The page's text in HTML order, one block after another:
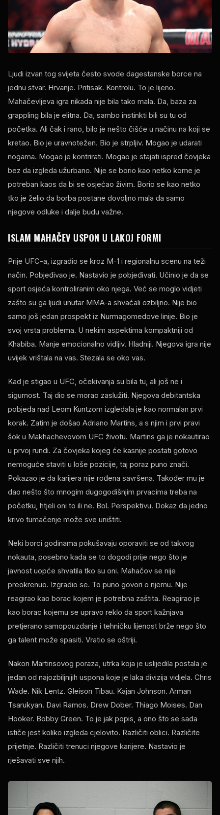
Ljudi izvan tog svijeta često svode dagestanske borce na
jednu stvar. Hrvanje. Pritisak. Kontrolu. To je lijeno.
Mahačevljeva igra nikada nije bila tako mala. Da, baza za
grappling bila je elitna. Da, sambo instinkti bili su tu od
početka. Ali čak i rano, bilo je nešto čišće u načinu na koji se
kretao. Bio je uravnotežen. Bio je strpljiv. Mogao je udarati
nogama. Mogao je kontrirati. Mogao je stajati ispred čovjeka
bez da izgleda užurbano. Nije se borio kao netko kome je
potreban kaos da bi se osjećao živim. Borio se kao netko
tko je želio da borba postane dovoljno mala da samo
njegove odluke i dalje budu važne.
ISLAM MAHAČEV USPON U LAKOJ FORMI
Prije UFC-a, izgradio se kroz M-1 i regionalnu scenu na teži
način. Pobjeđivao je. Nastavio je pobjeđivati. Učinio je da se
sport osjeća kontroliranim oko njega. Već se moglo vidjeti
zašto su ga ljudi unutar MMA-a shvaćali ozbiljno. Nije bio
samo još jedan prospekt iz Nurmagomedove linije. Bio je
svoj ​​vrsta problema. U nekim aspektima kompaktniji od
Khabiba. Manje emocionalno vidljiv. Hladniji. Njegova igra nije
uvijek vrištala na vas. Stezala se oko vas.
Kad je stigao u UFC, očekivanja su bila tu, ali još ne i
sigurnost. Taj dio se morao zaslužiti. Njegova debitantska
pobjeda nad Leom Kuntzom izgledala je kao normalan prvi
korak. Zatim je došao Adriano Martins, a s njim i prvi pravi
šok u Makhachevovom UFC životu. Martins ga je nokautirao
u prvoj rundi. Za čovjeka kojeg će kasnije postati gotovo
nemoguće staviti u loše pozicije, taj poraz puno znači.
Pokazao je da karijera nije rođena savršena. Također mu je
dao nešto što mnogim dugogodišnjim prvacima treba na
početku, htjeli oni to ili ne. Bol. Perspektivu. Dokaz da jedno
krivo tumačenje može sve uništiti.
Neki borci godinama pokušavaju oporaviti se od takvog
nokauta, posebno kada se to dogodi prije nego što je
javnost uopće shvatila tko su oni. Mahačov se nije
preokrenuo. Izgradio se. To puno govori o njemu. Nije
reagirao kao borac kojem je potrebna zaštita. Reagirao je
kao borac kojemu se upravo reklo da sport kažnjava
pretjerano samopouzdanje i tehničku lijenost brže nego što
ga talent može spasiti. Vratio se oštriji.
Nakon Martinsovog poraza, utrka koja je uslijedila postala je
jedan od najozbiljnijih uspona koje je laka divizija vidjela. Chris
Wade. Nik Lentz. Gleison Tibau. Kajan Johnson. Arman
Tsarukyan. Davi Ramos. Drew Dober. Thiago Moises. Dan
Hooker. Bobby Green. To je jak popis, a ono što se sada
ističe jest koliko izgleda cjelovito. Različiti oblici. Različite
prijetnje. Različiti trenuci njegove karijere. Nastavio je
rješavati sve njih.